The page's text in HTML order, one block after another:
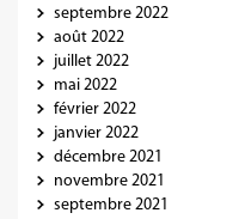
septembre 2022
août 2022
juillet 2022
mai 2022
février 2022
janvier 2022
décembre 2021
novembre 2021
septembre 2021